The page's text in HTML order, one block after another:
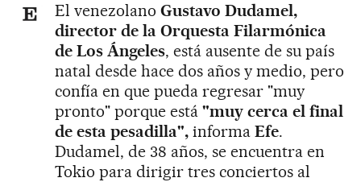
El venezolano Gustavo Dudamel,
director de la Orquesta Filarmónica
de Los Ángeles, está ausente de su país
natal desde hace dos años y medio, pero
confía en que pueda regresar "muy
pronto" porque está "muy cerca el final
de esta pesadilla", informa Efe.
Dudamel, de 38 años, se encuentra en
Tokio para dirigir tres conciertos al